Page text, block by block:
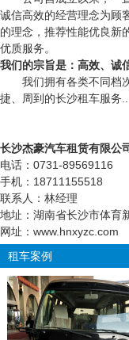
诚信高效的经营理念为顾
的理念，推荐性能优良新
优质服务。
我们的宗旨是：高效、诚
我们拥有各类不同档次
捷、周到的长沙租车服务...
长沙杰豪汽车租赁有限公
电话：0731-89569116
手机：18711155518
联系人：林经理
地址：湖南省长沙市体育
网址：www.hnxyzc.com
租车案例